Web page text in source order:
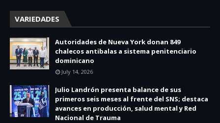
VARIEDADES
Autoridades de Nueva York donan 849
chalecos antibalas a sistema penitenciario
dominicano
July 14, 2026
Julio Landrón presenta balance de sus
primeros seis meses al frente del SNS; destaca
avances en producción, salud mental y Red
Nacional de Trauma